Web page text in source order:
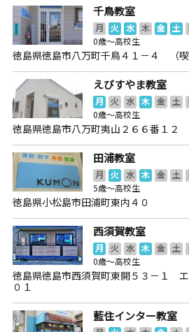
千鳥教室
月 火 水 木 金 土
0歳～高校生
徳島県徳島市八万町千鳥４１－４ （喫
えびすやま教室
月 火 水 木 金 土
0歳～高校生
徳島県徳島市八万町夷山２６６番１２
田浦教室
月 火 水 木 金 土
5歳～高校生
徳島県小松島市田浦町東内４０
西須賀教室
月 火 水 木 金 土
0歳～高校生
徳島県徳島市西須賀町東開５３－１ エ
０１
藍住インター教室